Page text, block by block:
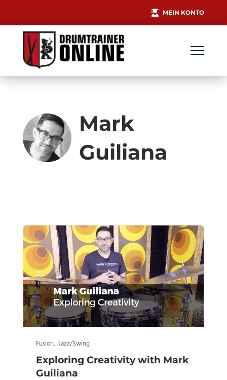
MEIN KONTO
Mark
Guiliana
Fusion, Jazz/Swing
Exploring Creativity with Mark
Guiliana